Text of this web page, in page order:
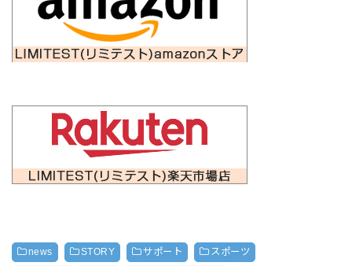
news STORY サポート スポーツ